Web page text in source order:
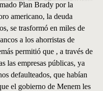
Plan Brady por la
americano, la deuda
se trasformó en miles de
a los ahorristas de
permitió que , a través de
las empresas públicas, ya
defaulteados, que habían
el gobierno de Menem les